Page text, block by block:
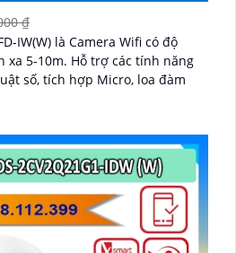
₫
IW(W) là Camera Wifi có độ
trợ các tính năng
số, tích hợp Micro, loa đàm